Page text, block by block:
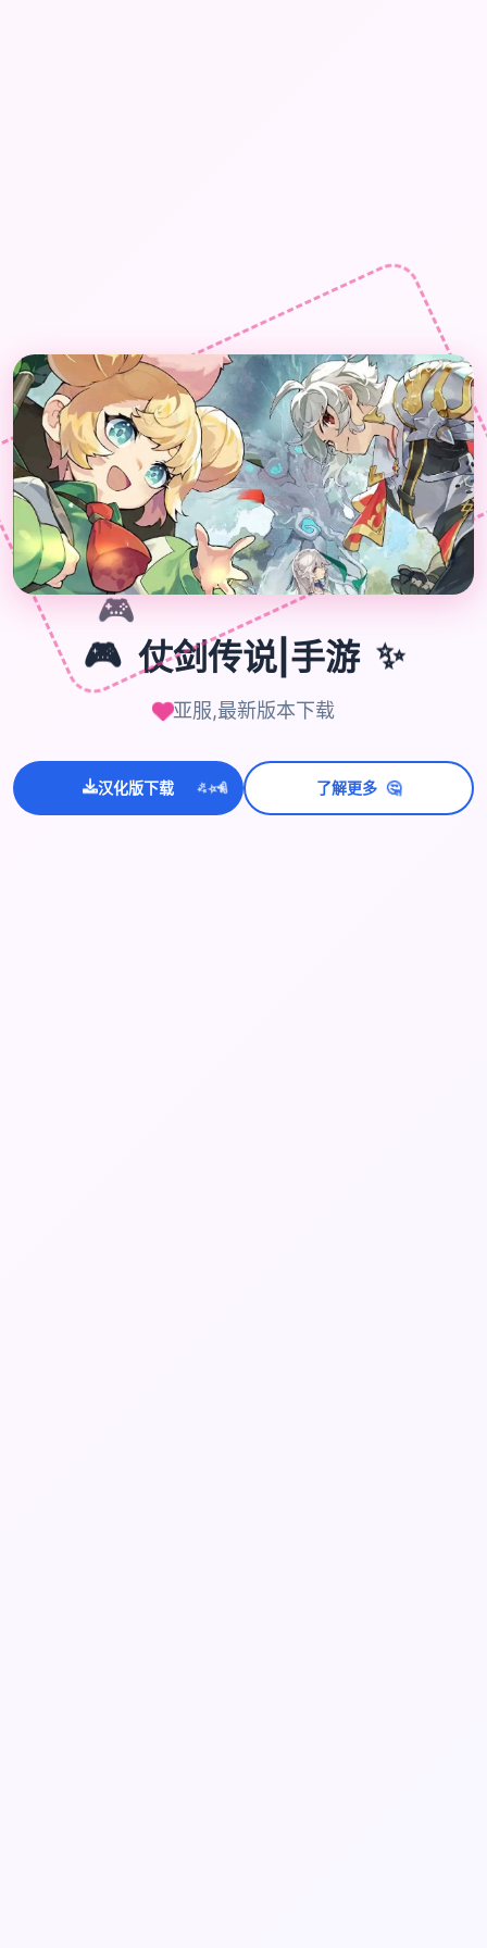
🎮
🎮 仗剑传说|手游 ✨
亚服,最新版本下载
汉化版下载 ✨⭐💫 了解更多 🤔